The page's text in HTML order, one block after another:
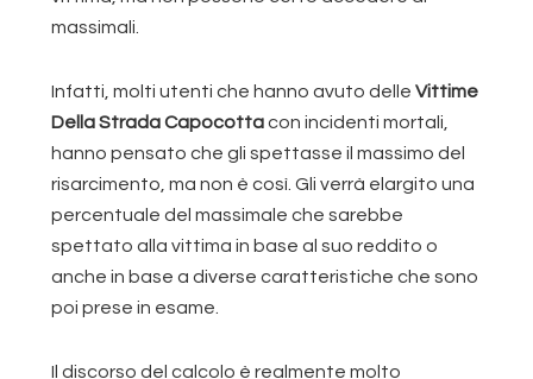
massimali.
Infatti, molti utenti che hanno avuto delleVittime
Della Strada Capocottacon incidenti mortali,
hanno pensato che gli spettasse il massimo del
risarcimento, ma non è così. Gli verrà elargito una
percentuale del massimale che sarebbe
spettato alla vittima in base al suo reddito o
anche in base a diverse caratteristiche che sono
poi prese in esame.
Il discorso del calcolo è realmente molto